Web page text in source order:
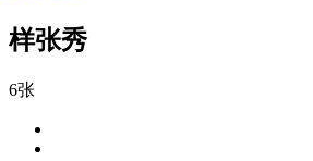
样张秀
6张